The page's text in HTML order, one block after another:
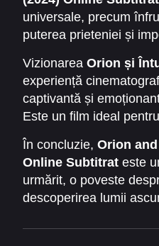
emoție și tensiune.
modul în care luminile
pentru a ilustra
oferind un impact vizual
universale, precum
puterea prieteniei și
echilibrului între lumină
în fața provocărilor,
depășit prin
poveste nu este doar o
despre viață, despre
temerile în aliați și cum
în cele mai neașteptate
Vizionarea Orion și
experiență
captivantă și
Este un film ideal
și lecții de viață.
aventura cu
perfect între emoție,
morale.
În concluzie, Orion
Online Subtitrat este
urmărit, o poveste
descoperirea lumii